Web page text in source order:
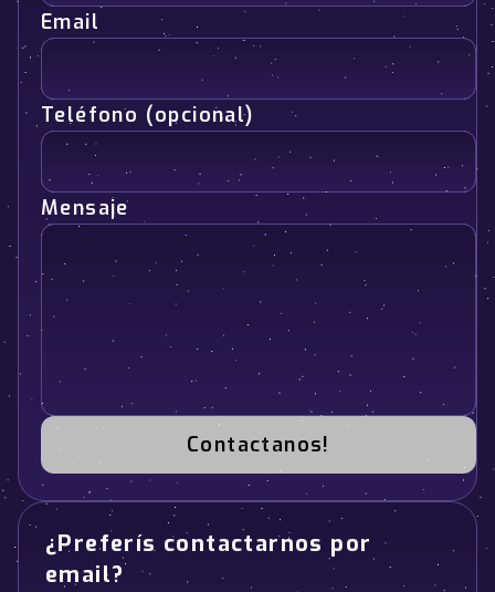
Email
Teléfono (opcional)
Mensaje
Contactanos!
¿Preferís contactarnos por
email?